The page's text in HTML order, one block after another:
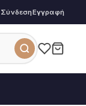
ΣύνδεσηΕγγραφή